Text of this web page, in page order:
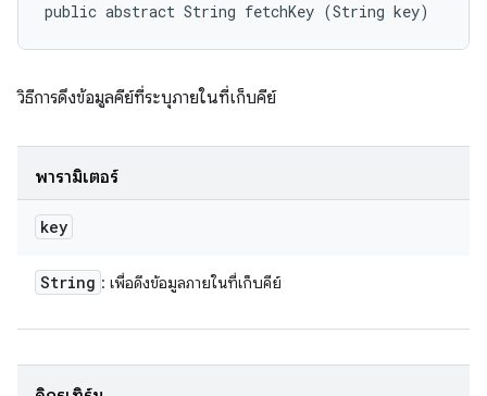
public abstract String fetchKey (String key)
วิธีการดึงข้อมูลคีย์ที่ระบุภายในที่เก็บคีย์
พารามิเตอร์
key
String : เพื่อดึงข้อมูลภายในที่เก็บคีย์